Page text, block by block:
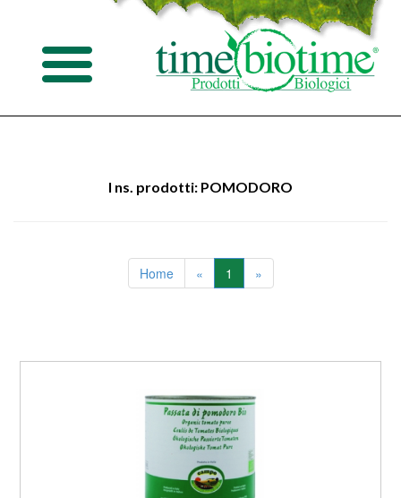
I ns. prodotti: POMODORO
Home « 1 »